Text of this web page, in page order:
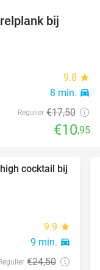
bij
9.8 star
8 min. directions_car
Regulier €17,50
€10,95
39%
cocktail bij
9.9 star
9 min. directions_car
Regulier €24,50